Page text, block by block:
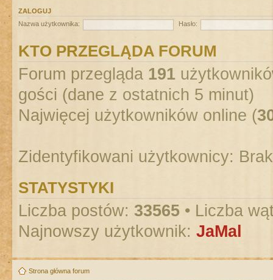
ZALOGUJ
Nazwa użytkownika:
Hasło:
KTO PRZEGLĄDA FORUM
Forum przegląda 191
gości (dane z ostatnich 5 minut)
Najwięcej użytkowników online (
Zidentyfikowani użytkownicy:
STATYSTYKI
Liczba postów: 33565 • Liczba
Najnowszy użytkownik: JaMal
Strona główna forum